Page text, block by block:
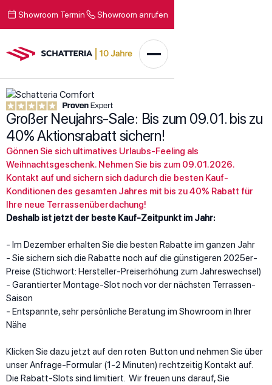
Showroom Termin Showroom anrufen
Großer Neujahrs-Sale: Bis zum 09.01. bis zu
40% Aktionsrabatt sichern!
Gönnen Sie sich ultimatives Urlaubs-Feeling als
Weihnachtsgeschenk. Nehmen Sie bis zum 09.01.2026.
Kontakt auf und sichern sich dadurch die besten Kauf-
Konditionen des gesamten Jahres mit bis zu 40% Rabatt für
Ihre neue Terrassenüberdachung!
Deshalb ist jetzt der beste Kauf-Zeitpunkt im Jahr:
- Im Dezember erhalten Sie die besten Rabatte im ganzen Jahr
- Sie sichern sich die Rabatte noch auf die günstigeren 2025er-
Preise (Stichwort: Hersteller-Preiserhöhung zum Jahreswechsel)
- Garantierter Montage-Slot noch vor der nächsten Terrassen-
Saison
- Entspannte, sehr persönliche Beratung im Showroom in Ihrer
Nähe
Klicken Sie dazu jetzt auf den roten Button und nehmen Sie über
unser Anfrage-Formular (1-2 Minuten) rechtzeitig Kontakt auf.
Die Rabatt-Slots sind limitiert. Wir freuen uns darauf, Sie